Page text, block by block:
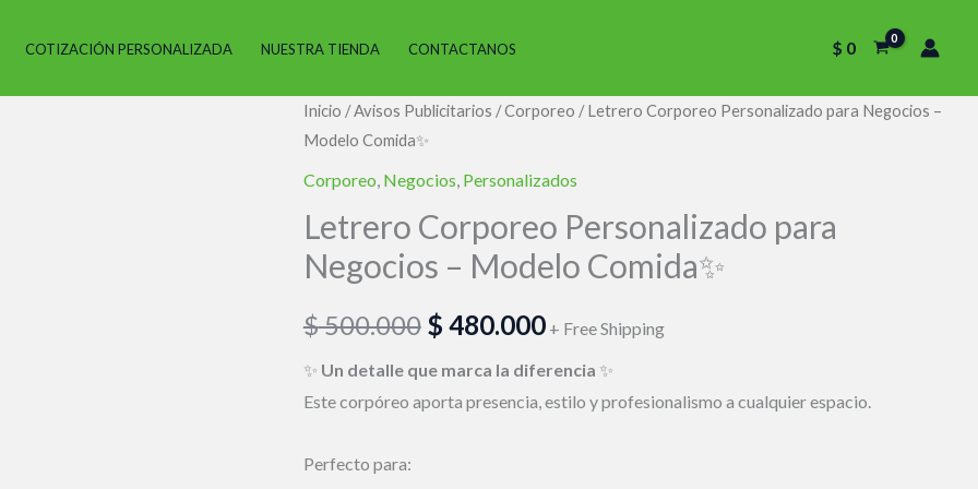
COTIZACIÓN PERSONALIZADA NUESTRA TIENDA CONTACTANOS $ 0
Inicio /Avisos Publicitarios /Corporeo / Letrero Corporeo Personalizado para Negocios –
Modelo Comida✨
Corporeo Negocios Personalizados
Letrero Corporeo Personalizado para
Negocios – Modelo Comida✨
$500.000
El
original
era:
$ 500.000.
$ 480.000
El
actual
es:
$ 480.000.
+ Free Shipping
✨ Un detalle que marca la diferencia ✨
Este corpóreo aporta presencia, estilo y profesionalismo a cualquier espacio.
Perfecto para:
Letrero
Corporeo
Personalizado
Negocios
Comida✨
cantidad